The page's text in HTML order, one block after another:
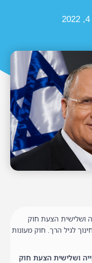
ושלישית הצעת חוק
לגיל הרך. חוק מעונות
ושלישית הצעת חוק